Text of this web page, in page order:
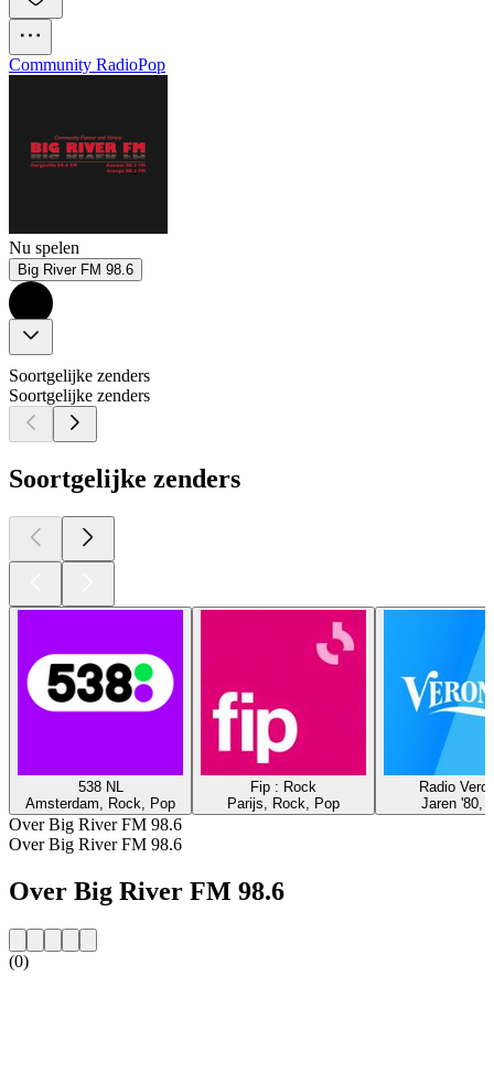
Community RadioPop
Nu spelen
Big River FM 98.6
Soortgelijke zenders
Soortgelijke zenders
Soortgelijke zenders
538 NL
Amsterdam, Rock, Pop
Fip : Rock
Parijs, Rock, Pop
Radio
Jaren '80,
Over Big River FM 98.6
Over Big River FM 98.6
Over Big River FM 98.6
(0)